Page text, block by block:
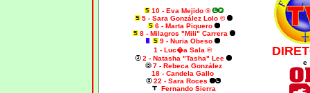
10 - Eva Mejido ®
5 - Sara González Lolo ©
6 - Marta Piquero
8 - Milagros "Mili" Carrera
9 - Nuria Obeso
1 - Luc�a Sala ®
2 - Natasha "Tasha" Lee
7 - Rebeca González
18 - Candela Gallo
22 - Sara Roces
Fernando Sierra
e